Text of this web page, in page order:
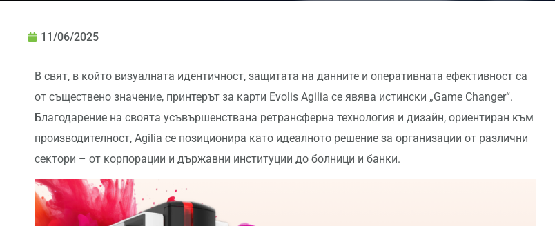
11/06/2025
В свят, в който визуалната идентичност, защитата на данните и оперативната ефективност са
от съществено значение, принтерът за карти Evolis Agilia се явява истински „Game Changer“.
Благодарение на своята усъвършенствана ретрансферна технология и дизайн, ориентиран към
производителност, Agilia се позиционира като идеалното решение за организации от различни
сектори – от корпорации и държавни институции до болници и банки.